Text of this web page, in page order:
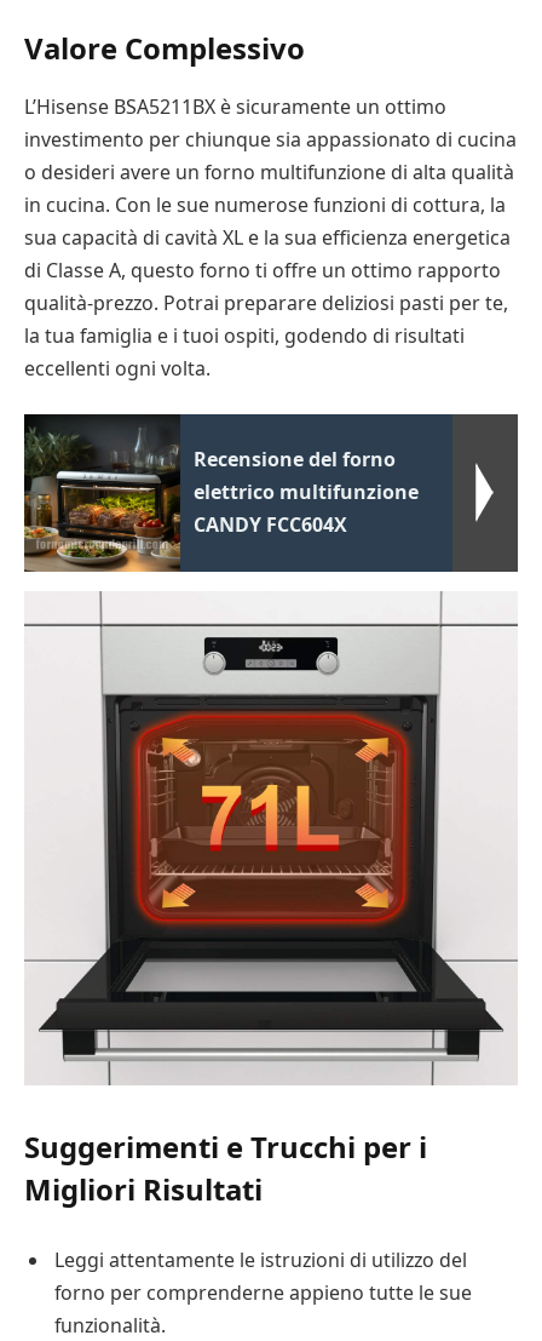
Valore Complessivo
L’Hisense BSA5211BX è sicuramente un ottimo
investimento per chiunque sia appassionato di cucina
o desideri avere un forno multifunzione di alta qualità
in cucina. Con le sue numerose funzioni di cottura, la
sua capacità di cavità XL e la sua efficienza energetica
di Classe A, questo forno ti offre un ottimo rapporto
qualità-prezzo. Potrai preparare deliziosi pasti per te,
la tua famiglia e i tuoi ospiti, godendo di risultati
eccellenti ogni volta.
Recensione del forno
elettrico multifunzione
CANDY FCC604X
Suggerimenti e Trucchi per i
Migliori Risultati
Leggi attentamente le istruzioni di utilizzo del
forno per comprenderne appieno tutte le sue
funzionalità.